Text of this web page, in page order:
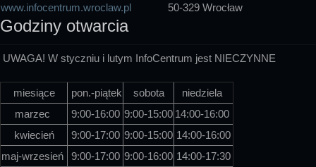
www.infocentrum.wroclaw.pl
50-329 Wrocław
Godziny otwarcia
UWAGA! W styczniu i lutym InfoCentrum jest NIECZYNNE
miesiące pon.-piątek sobota
niedziela
marzec
9:00-16:00 9:00-15:00 14:00-16:00
kwiecień
9:00-17:00 9:00-15:00 14:00-16:00
maj-wrzesień
9:00-17:00 9:00-16:00 14:00-17:30